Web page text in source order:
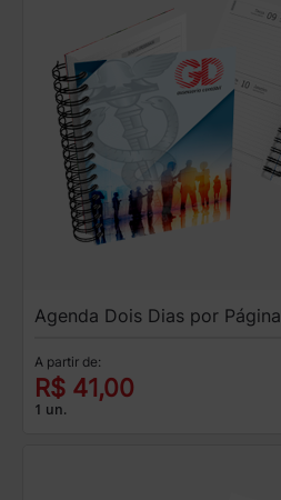
Agenda Dois Dias por Página
A partir de:
R$ 41,00
1 un.